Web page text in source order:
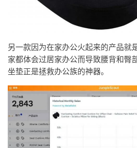
另一款因为在家办公火起来的产品就
家都体会过居家办公而导致腰背和臀
坐垫正是拯救办公族的神器。